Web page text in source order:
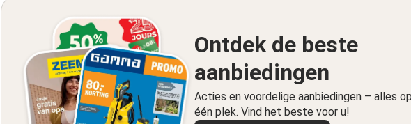
Ontdek de beste
aanbiedingen
Acties en voordelige aanbiedingen – alles
één plek. Vind het beste voor u!